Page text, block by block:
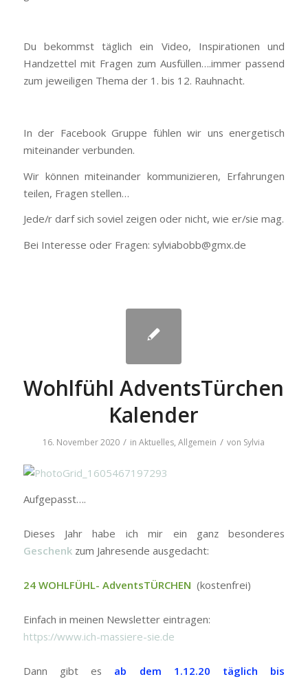
Du bekommst täglich ein Video, Inspirationen und
Handzettel mit Fragen zum Ausfüllen….immer passend
zum jeweiligen Thema der 1. bis 12. Rauhnacht.
In der Facebook Gruppe fühlen wir uns energetisch
miteinander verbunden.
Wir können miteinander kommunizieren, Erfahrungen
teilen, Fragen stellen…
Jede/r darf sich soviel zeigen oder nicht, wie er/sie mag.
Bei Interesse oder Fragen: sylviabobb@gmx.de
Wohlfühl AdventsTürchen
Kalender
16. November 2020 / inAktuelles,Allgemein / von Sylvia
Aufgepasst….
Dieses Jahr habe ich mir ein ganz besonderes
Geschenk zum Jahresende ausgedacht:
24 WOHLFÜHL- AdventsTÜRCHEN (kostenfrei)
Einfach in meinen Newsletter eintragen:
https://www.ich-massiere-sie.de
Dann gibt es ab dem 1.12.20 täglich bis